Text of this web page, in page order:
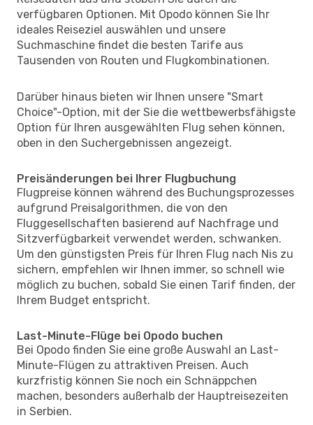
verfügbaren Optionen. Mit Opodo können Sie Ihr
ideales Reiseziel auswählen und unsere
Suchmaschine findet die besten Tarife aus
Tausenden von Routen und Flugkombinationen.
Darüber hinaus bieten wir Ihnen unsere "Smart
Choice"-Option, mit der Sie die wettbewerbsfähigste
Option für Ihren ausgewählten Flug sehen können,
oben in den Suchergebnissen angezeigt.
Preisänderungen bei Ihrer Flugbuchung
Flugpreise können während des Buchungsprozesses
aufgrund Preisalgorithmen, die von den
Fluggesellschaften basierend auf Nachfrage und
Sitzverfügbarkeit verwendet werden, schwanken.
Um den günstigsten Preis für Ihren Flug nach Nis zu
sichern, empfehlen wir Ihnen immer, so schnell wie
möglich zu buchen, sobald Sie einen Tarif finden, der
Ihrem Budget entspricht.
Last-Minute-Flüge bei Opodo buchen
Bei Opodo finden Sie eine große Auswahl an Last-
Minute-Flügen zu attraktiven Preisen. Auch
kurzfristig können Sie noch ein Schnäppchen
machen, besonders außerhalb der Hauptreisezeiten
in Serbien.